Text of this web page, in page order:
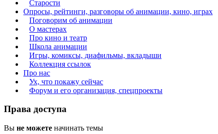
Старости
Опросы, рейтинги, разговоры об анимации, кино, играх
Поговорим об анимации
О мастерах
Про кино и театр
Школа анимации
Игры, комиксы, диафильмы, вкладыши
Коллекция ссылок
Про нас
Ух, что покажу сейчас
Форум и его организация, спецпроекты
Права доступа
Вы не можете начинать темы